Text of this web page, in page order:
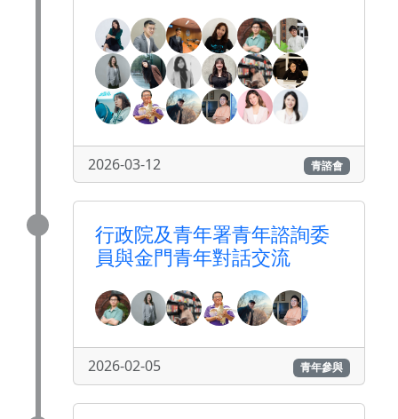
2026-03-12 青諮會
行政院及青年署青年諮詢委
員與金門青年對話交流
2026-02-05 青年參與